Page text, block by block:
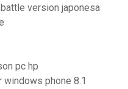
version japonesa
pc hp
windows phone 8.1